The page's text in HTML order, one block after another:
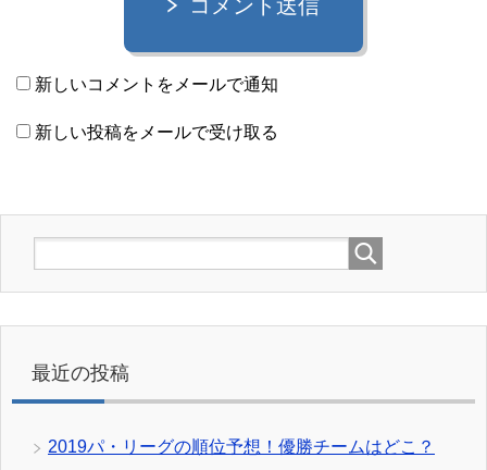
コメント送信
新しいコメントをメールで通知
新しい投稿をメールで受け取る
最近の投稿
2019パ・リーグの順位予想！優勝チームはどこ？